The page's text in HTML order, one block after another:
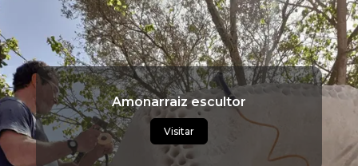
Amonarraiz escultor
Visitar